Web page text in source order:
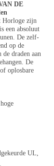
DE
Horloge zijn
een absoluut
De zelf-
op de
de draden aan
De
oplosbare
UL,